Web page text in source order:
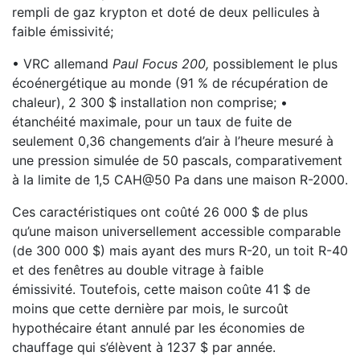
rempli de gaz krypton et doté de deux pellicules à
faible émissivité;
• VRC allemand Paul Focus 200, possiblement le plus
écoénergétique au monde (91 % de récupération de
chaleur), 2 300 $ installation non comprise; •
étanchéité maximale, pour un taux de fuite de
seulement 0,36 changements d’air à l’heure mesuré à
une pression simulée de 50 pascals, comparativement
à la limite de 1,5 CAH@50 Pa dans une maison R-2000.
Ces caractéristiques ont coûté 26 000 $ de plus
qu’une maison universellement accessible comparable
(de 300 000 $) mais ayant des murs R-20, un toit R-40
et des fenêtres au double vitrage à faible
émissivité. Toutefois, cette maison coûte 41 $ de
moins que cette dernière par mois, le surcoût
hypothécaire étant annulé par les économies de
chauffage qui s’élèvent à 1237 $ par année.